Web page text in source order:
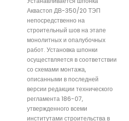
Аквастоп ДВ-350/20 ТЭП
непосредственно на
строительный шов на этапе
монолитных и опалубочных
работ. Установка шпонки
осуществляется в соответствии
со схемами монтажа,
описанными в последней
версии редакции технического
регламента 186-07,
утвержденного всеми
институтами строительства в